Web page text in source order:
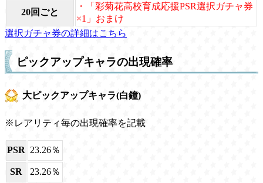
20回ごと
・「彩菊花高校育成応援PSR選択ガチャ券
×1」おまけ
選択ガチャ券の詳細はこちら
ピックアップキャラの出現確率
大ピックアップキャラ(白鐘)
※レアリティ毎の出現確率を記載
PSR 23.26％
SR 23.26％